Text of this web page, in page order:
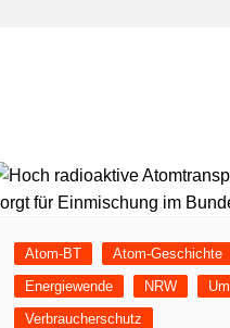
Atom-BT Atom-Geschichte
Energiewende
NRW
Verbraucherschutz